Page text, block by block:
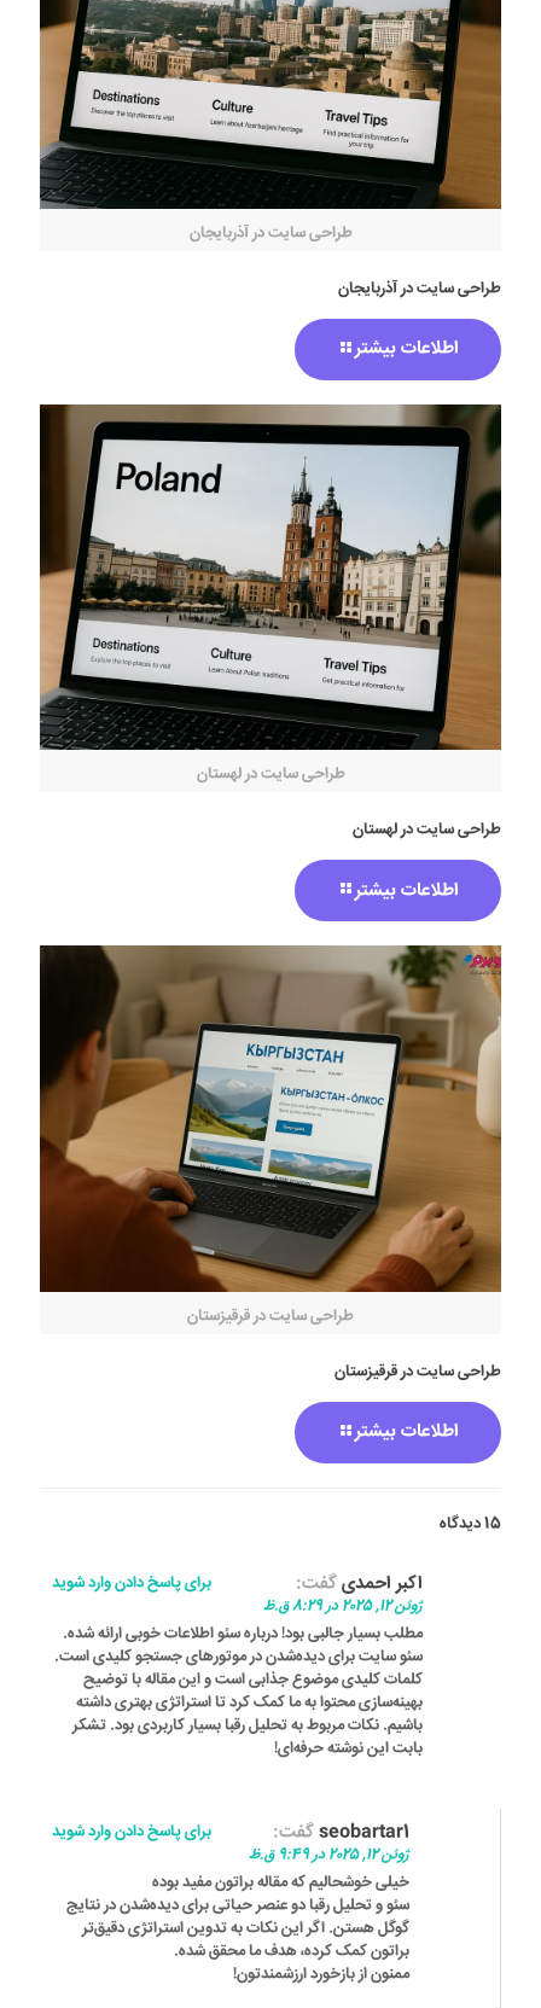
طراحی سایت در آذربایجان
طراحی سایت در آذربایجان
اطلاعات بیشتر
طراحی سایت در لهستان
طراحی سایت در لهستان
اطلاعات بیشتر
طراحی سایت در قرقیزستان
طراحی سایت در قرقیزستان
اطلاعات بیشتر
15 دیدگاه
اکبر احمدیگفت:
ژوئن 12, 2025 در 8:29 ق.ظ
مطلب بسیار جالبی بود! درباره سئو اطلاعات خوبی ارائه شده.
سئو سایت برای دیده‌شدن در موتورهای جستجو کلیدی است.
کلمات کلیدی موضوع جذابی است و این مقاله با توضیح
بهینه‌سازی محتوا به ما کمک کرد تا استراتژی بهتری داشته
باشیم. نکات مربوط به تحلیل رقبا بسیار کاربردی بود. تشکر
بابت این نوشته حرفه‌ای!
برای پاسخ دادن وارد شوید
seobartar1گفت:
ژوئن 12, 2025 در 9:49 ق.ظ
خیلی خوشحالیم که مقاله براتون مفید بوده
سئو و تحلیل رقبا دو عنصر حیاتی برای دیده‌شدن در نتایج
گوگل هستن. اگر این نکات به تدوین استراتژی دقیق‌تر
براتون کمک کرده، هدف ما محقق شده.
ممنون از بازخورد ارزشمندتون!
برای پاسخ دادن وارد شوید